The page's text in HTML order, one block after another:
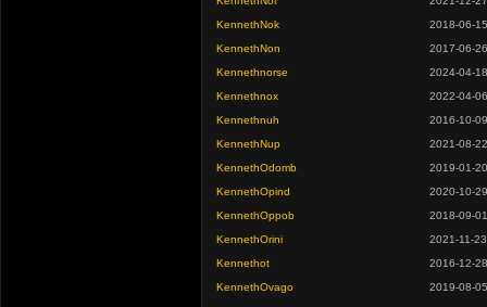
KennethNok
2018-06-15
KennethNon
2017-06-26
Kennethnorse
2024-04-18
Kennethnox
2022-04-06
Kennethnuh
2016-10-09
KennethNup
2021-08-22
KennethOdomb
2019-01-20
KennethOpind
2020-10-29
KennethOppob
2018-09-01
KennethOrini
2021-11-23
Kennethot
2016-12-28
KennethOvago
2019-08-05